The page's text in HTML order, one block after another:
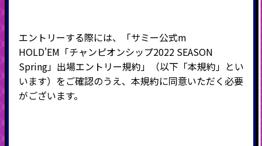
エントリーする際には、「サミー公式m
HOLD'EM 「チャンピオンシップ2022 SEASON
Spring」出場エントリー規約」（以下「本規約」とい
います）をご確認のうえ、本規約に同意いただく必要
がございます。